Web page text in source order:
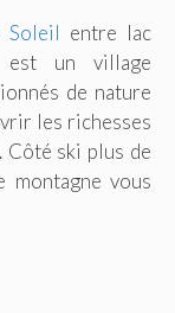
Soleil entre lac
est un village
de nature
les richesses
ski plus de
vous